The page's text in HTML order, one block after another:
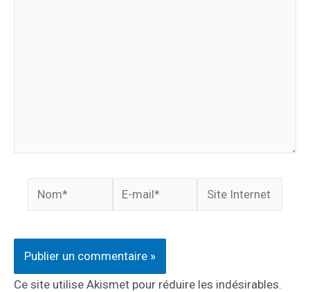
Nom*
mail*
Site
Internet
Ce site utilise Akismet pour réduire les indésirables.